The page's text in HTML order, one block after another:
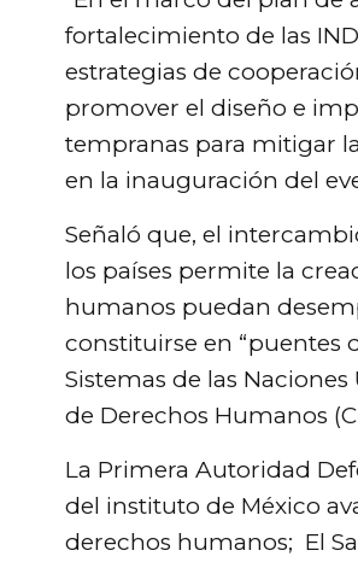
fortalecimiento de las
estrategias de
promover el diseño e
tempranas para mitigar
en la inauguración del
Señaló que, el
los países permite la
humanos puedan
constituirse en “puentes
Sistemas de las
de Derechos Humanos
La Primera Autoridad
del instituto de México
derechos humanos; El